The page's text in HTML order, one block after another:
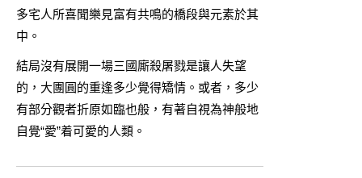
多宅人所喜聞樂見富有共鳴的橋段與元素於其
中。
結局沒有展開一場三國廝殺屠戮是讓人失望
的，大團圓的重逢多少覺得矯情。或者，多少
有部分觀者折原如臨也般，有著自視為神般地
自覺“愛”着可愛的人類。